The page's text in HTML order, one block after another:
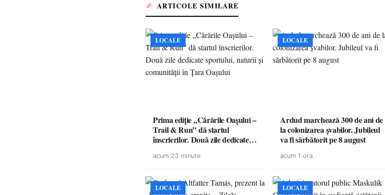
ARTICOLE SIMILARE
LOCALE
Prima ediție „Cărările Oașului –
Trail & Run” dă startul
înscrierilor. Două zile dedicate
în Țara Oașului
acum 23 minute
LOCALE
Ardud marchează 300 de ani de
la colonizarea șvabilor. Jubileul
va fi sărbătorit pe 8 august
acum 1 ora
LOCALE LOCALE